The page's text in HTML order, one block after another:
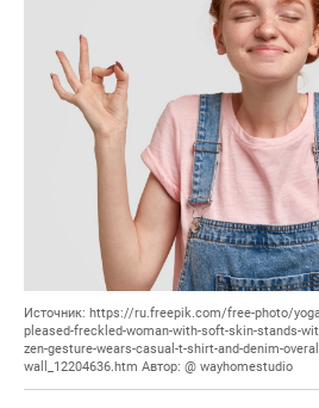
Источник: https://ru.freepik.com/free-photo/
pleased-freckled-woman-with-soft-skin-stands-
zen-gesture-wears-casual-t-shirt-and-denim-
wall_12204636.htm Автор: @ wayhomestudio